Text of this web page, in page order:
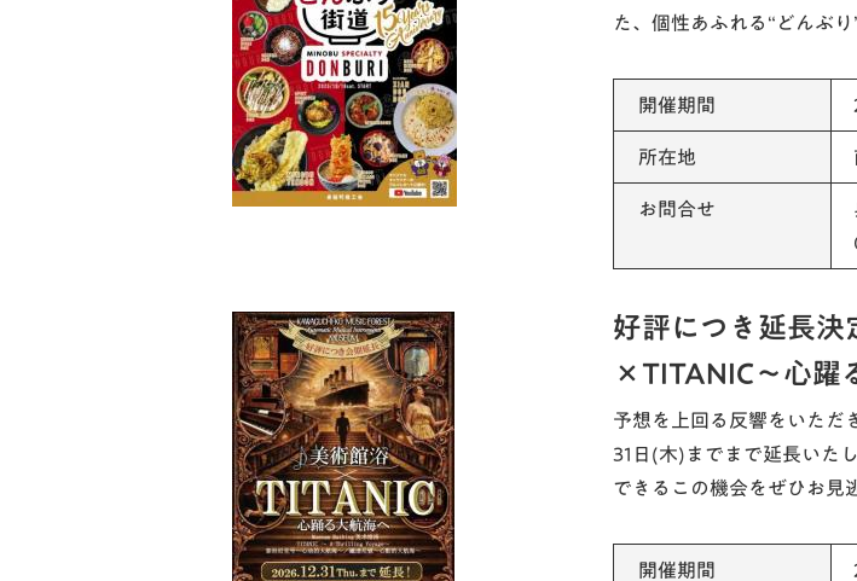
た、個性あふれる“どんぶ
開催期間
所在地
お問合せ
好評につき延長決
×TITANIC～心躍
予想を上回る反響をいただ
31日(木)までまで延長いた
できるこの機会をぜひお見
開催期間